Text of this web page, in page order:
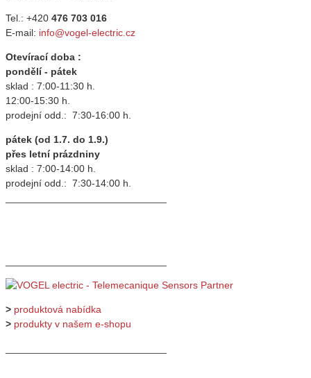
Tel.: +420 476 703 016
E-mail: info@vogel-electric.cz
Otevírací doba :
pondělí - pátek
sklad : 7:00-11:30 h.
12:00-15:30 h.
prodejní odd.: 7:30-16:00 h.
pátek (od 1.7. do 1.9.)
přes letní prázdniny
sklad : 7:00-14:00 h.
prodejní odd.: 7:30-14:00 h.
> produktová nabídka
> produkty v našem e-shopu